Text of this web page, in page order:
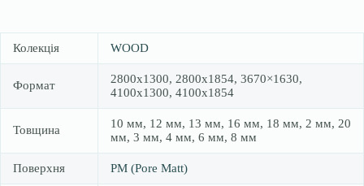
Колекція WOOD
Формат
2800х1300, 2800х1854, 3670×1630,
4100х1300, 4100х1854
Товщина
10 мм, 12 мм, 13 мм, 16 мм, 18 мм, 2 мм, 20
мм, 3 мм, 4 мм, 6 мм, 8 мм
Поверхня PM (Pore Matt)